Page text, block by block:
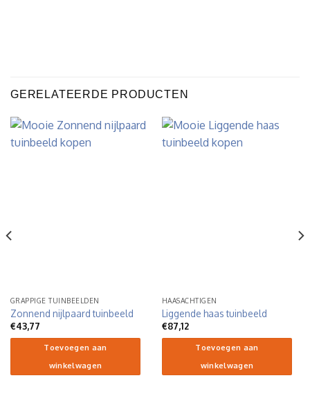
GERELATEERDE PRODUCTEN
GRAPPIGE TUINBEELDEN
Zonnend nijlpaard tuinbeeld
€43,77
Toevoegen aan
winkelwagen
HAASACHTIGEN
Liggende haas tuinbeeld
€87,12
Toevoegen aan
winkelwagen